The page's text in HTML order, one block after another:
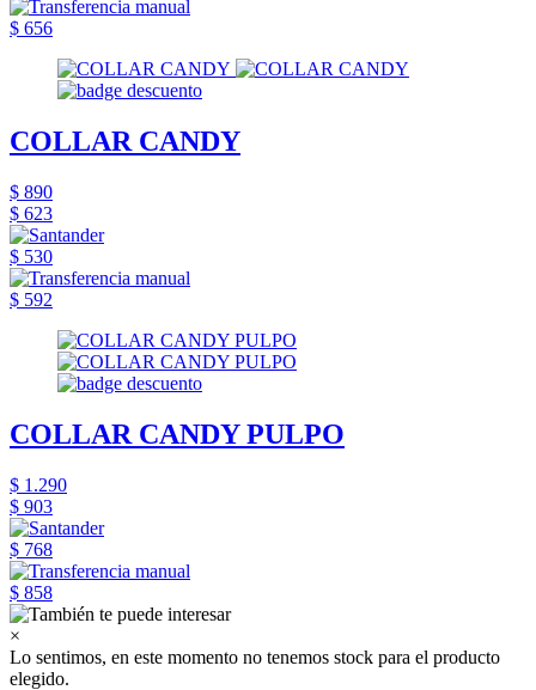
$ 656
COLLAR CANDY
$ 890
$ 623
$ 530
$ 592
COLLAR CANDY PULPO
$ 1.290
$ 903
$ 768
$ 858
×
Lo sentimos, en este momento no tenemos stock para el producto
elegido.